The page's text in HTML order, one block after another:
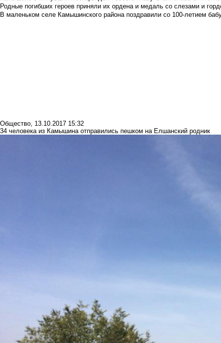
Родные погибших героев приняли их ордена и медаль со слезами и
В маленьком селе Камышинского района поздравили со 100-летием
Общество, 13.10.2017 15:32
34 человека из Камышина отправились пешком на Елшанский родник